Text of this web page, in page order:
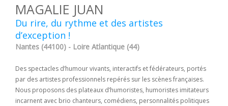
MAGALIE JUAN
Du rire, du rythme et des artistes
d’exception !
Nantes (44100) - Loire Atlantique (44)
Des spectacles d’humour vivants, interactifs et fédérateurs, portés
par des artistes professionnels repérés sur les scènes françaises.
Nous proposons des plateaux d’humoristes, humoristes imitateurs
incarnent avec brio chanteurs, comédiens, personnalités politiques